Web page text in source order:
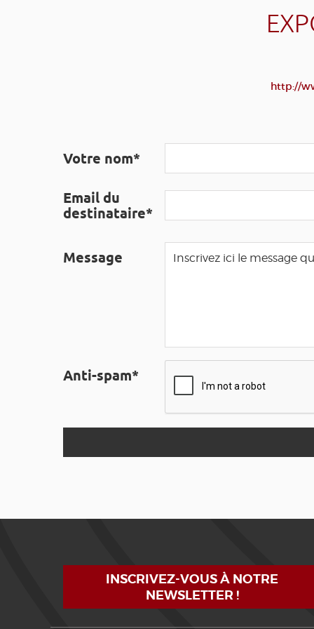
http://
Votre nom*
Email du
destinataire*
Message
Anti-spam*
INSCRIVEZ-VOUS À NOTRE
NEWSLETTER !